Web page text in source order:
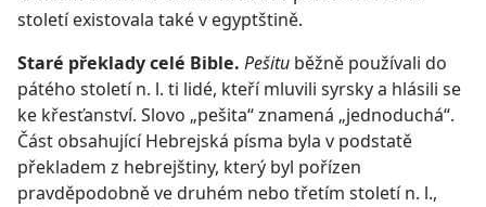
století existovala také v egyptštině.
Staré překlady celé Bible. Pešitu běžně používali do
pátého století n. l. ti lidé, kteří mluvili syrsky a hlásili se
ke křesťanství. Slovo „pešita“ znamená „jednoduchá“.
Část obsahující Hebrejská písma byla v podstatě
překladem z hebrejštiny, který byl pořízen
pravděpodobně ve druhém nebo třetím století n. l.,